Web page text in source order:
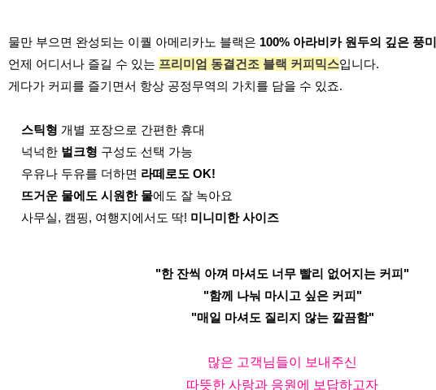
물만 부으면 완성되는 이퀄 아메리카노 블랙은 100% 아라비카 원두의 깊은 풍미
언제 어디서나 즐길 수 있는 프리미엄 동결건조 블랙 커피믹스입니다.
게다가 커피를 즐기면서 항상 공정무역의 가치를 담을 수 있죠.
스틱형 개별 포장으로 간편한 휴대
넉넉한 벌크형 구성도 선택 가능
우유나 두유를 더하면 라떼로도 OK!
뜨거운 물에도 시원한 물에도 잘 녹아요
사무실, 캠핑, 여행지에서도 딱! 미니미한 사이즈
"한 잔씩 아껴 마셔도 너무 빨리 없어지는 커피"
"함께 나눠 마시고 싶은 커피"
"매일 마셔도 질리지 않는 깔끔함"
많은 고객님들이 보내주신
따뜻한 사랑과 응원에 보답하고자